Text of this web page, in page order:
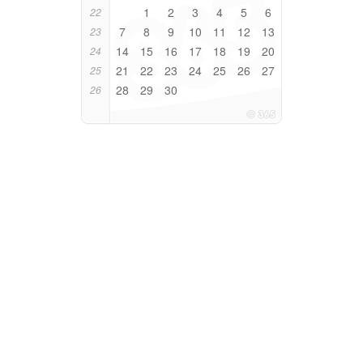
22 1 2 3 4 5 6
23 7 8 9 10 11 12 13
24 14 15 16 17 18 19 20
25 21 22 23 24 25 26 27
26 28 29 30